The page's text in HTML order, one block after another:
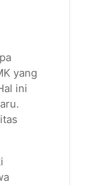
yang
ini